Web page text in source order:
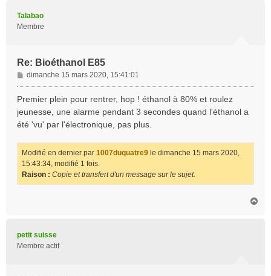
Talabao
Membre
Re: Bioéthanol E85
M
e
s
g
dimanche 15 mars 2020, 15:41:01
Premier plein pour rentrer, hop ! éthanol à 80% et roulez
jeunesse, une alarme pendant 3 secondes quand l'éthanol a
été 'vu' par l'électronique, pas plus.
Modifié en dernier par 1007duquatre9 le dimanche 15 mars 2020,
15:43:34, modifié 1 fois.
Raison : Copie et transfert d'un message sur le sujet.
petit suisse
Membre actif